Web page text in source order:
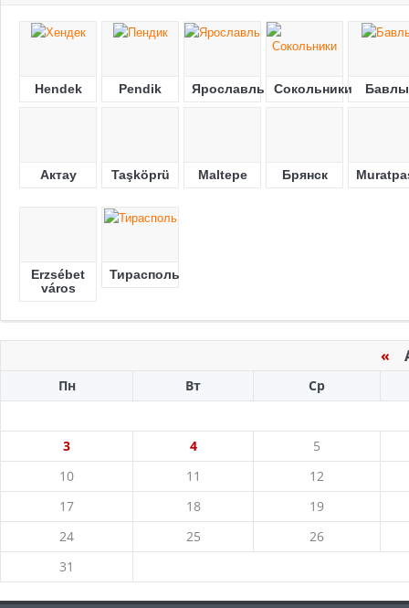
Hendek Pendik Ярославль Сокольники Бавлы
Актау Taşköprü Maltepe Брянск
Erzsébet
város
Тирасполь
«
Пн Вт Ср
3 4
5
10
11
12
17
18
19
24
25
26
31